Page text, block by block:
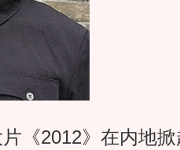
2012》在内地掀